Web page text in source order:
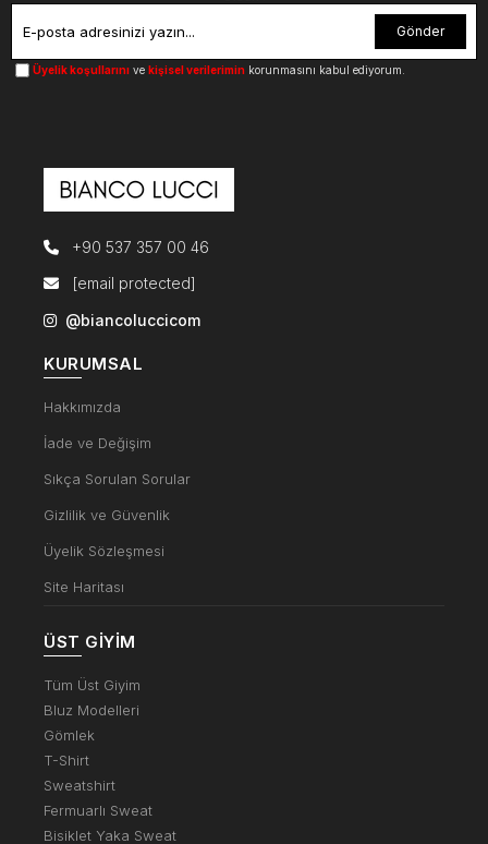
Gönder
Üyelik koşullarını ve kişisel verilerimin korunmasını kabul ediyorum.
+90 537 357 00 46
[email protected]
@biancoluccicom
KURUMSAL
Hakkımızda
İade ve Değişim
Sıkça Sorulan Sorular
Gizlilik ve Güvenlik
Üyelik Sözleşmesi
Site Haritası
ÜST GIYIM
Tüm Üst Giyim
Bluz Modelleri
Gömlek
T-Shirt
Sweatshirt
Fermuarlı Sweat
Bisiklet Yaka Sweat